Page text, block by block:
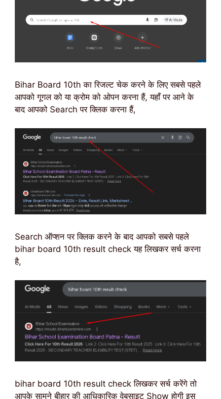
Bihar Board 10th का रिजल्ट चेक करने के लिए सबसे पहले
आपको गूगल को या क्रोम को ओपन करना हैं, यहाँ पर आने के
बाद आपको Search पर क्लिक करना हैं,
Search ऑप्शन पर क्लिक करने के बाद आपको सबसे पहले
bihar board 10th result check यह लिखकर सर्च करना
है,
bihar board 10th result check लिखकर सर्च करेंगे तो
आपके सामने बीहार की आधिकारिक वेबसाइट Show होगी इस